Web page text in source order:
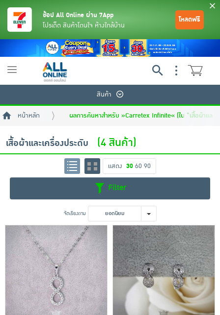
เครื่องปรุงรสและของแห้ง
ขนมขบเคี้ยว และช็อคโกแลต
อาหารสด ผัก ผลไม้และเบเกอรี่
ช้อป All Online ผ่าน 7App
โปรเด็ด สินค้าโดนใจ ห้างใกล้บ้าน
โหลดฟรี
Toggle
สินค้า
หน้าหลัก ผลการค้นหาสำหรับ »Carretex Infinite« (ใน "เสื้อผ้าและ
เสื้อผ้าและเครื่องประดับ (4 สินค้า)
แสดง 30 60 90
Filter
จัดเรียงตาม ยอดนิยม